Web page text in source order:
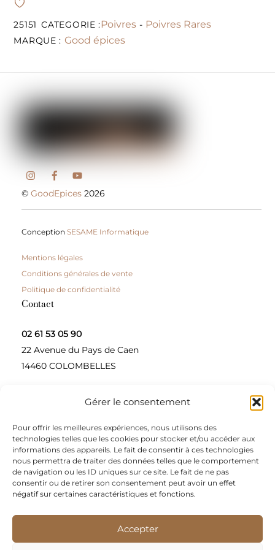
Gérer le consentement
Pour offrir les meilleures expériences, nous utilisons des
technologies telles que les cookies pour stocker et/ou accéder aux
informations des appareils. Le fait de consentir à ces technologies
nous permettra de traiter des données telles que le comportement
de navigation ou les ID uniques sur ce site. Le fait de ne pas
consentir ou de retirer son consentement peut avoir un effet
négatif sur certaines caractéristiques et fonctions.
Accepter
25151 CATEGORIE :Poivres - Poivres Rares
MARQUE : Good épices
©GoodEpices 2026
ConceptionSESAME Informatique
Mentions légales
Conditions générales de vente
Politique de confidentialité
Contact
02 61 53 05 90
22 Avenue du Pays de Caen
14460 COLOMBELLES
Contactez-nous
A propos
Une entreprise à taille humaine, concepteur et
fournisseur de produits alimentaires et d’épices pour
les restaurateurs, dont le siège social est à Colombelles
Nous sommes apporteurs d’idées, de solutions, et